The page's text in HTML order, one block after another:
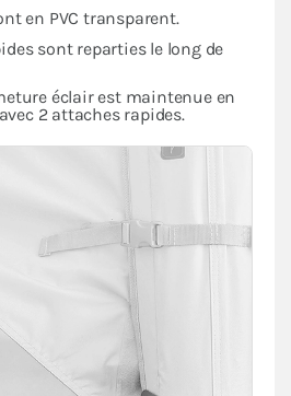
en PVC transparent.
sont reparties le long de
éclair est maintenue en
2 attaches rapides.